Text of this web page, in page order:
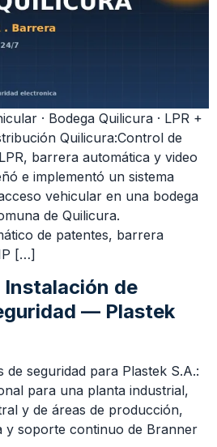
· Bodega Quilicura · LPR +
Quilicura:Control de
barrera automática y video
e implementó un sistema
vehicular en una bodega
de Quilicura.
de patentes, barrera
[…]
de
— Plastek
de seguridad para Plastek S.A.:
para una planta industrial,
y de áreas de producción,
y soporte continuo de Branner